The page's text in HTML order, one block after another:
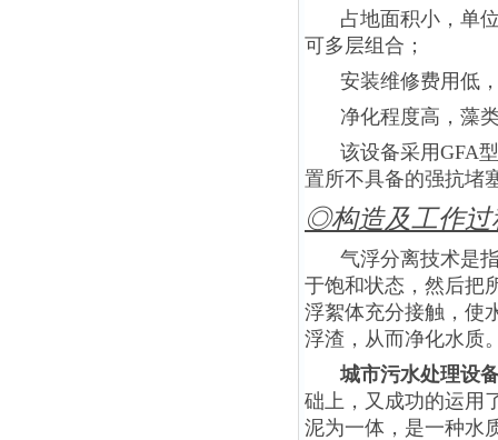
占地面积小，单
可多层组合；
安装维修费用低
净化程度高，藻
该设备采用GFA
置所不具备的强抗堵
◎构造及工作过
气浮分离技术是
于饱和状态，然后把
浮絮体充分接触，使
浮渣，从而净化水质
城市污水处理设
础上，又成功的运用
泥为一体，是一种水